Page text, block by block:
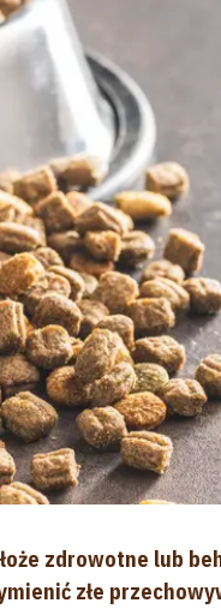
zdrowotne lub
złe